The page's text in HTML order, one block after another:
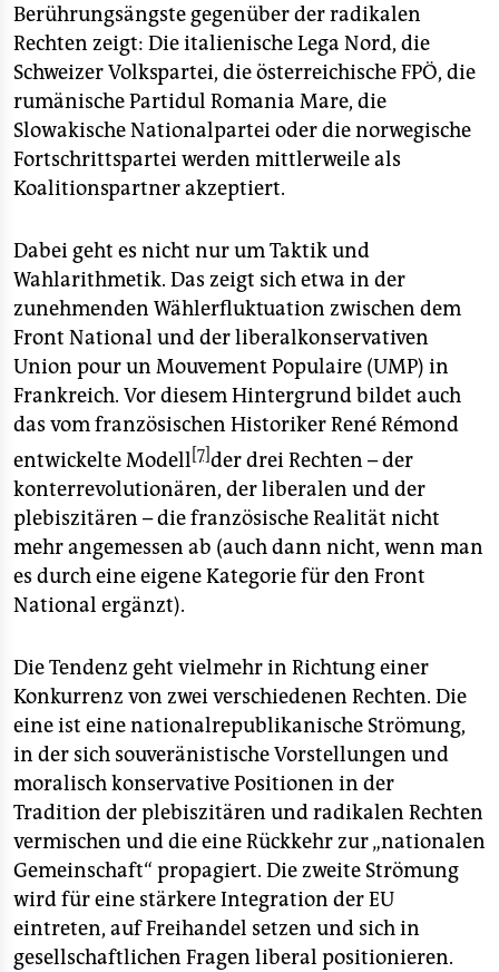
Berührungsängste gegenüber der radikalen
Rechten zeigt: Die italienische Lega Nord, die
Schweizer Volkspartei, die österreichische FPÖ, die
rumänische Partidul Romania Mare, die
Slowakische Nationalpartei oder die norwegische
Fortschrittspartei werden mittlerweile als
Koalitionspartner akzeptiert.
Dabei geht es nicht nur um Taktik und
Wahlarithmetik. Das zeigt sich etwa in der
zunehmenden Wählerfluktuation zwischen dem
Front National und der liberalkonservativen
Union pour un Mouvement Populaire (UMP) in
Frankreich. Vor diesem Hintergrund bildet auch
das vom französischen Historiker René Rémond
entwickelte Modell[7]der drei Rechten – der
konterrevolutionären, der liberalen und der
plebiszitären – die französische Realität nicht
mehr angemessen ab (auch dann nicht, wenn man
es durch eine eigene Kategorie für den Front
National ergänzt).
Die Tendenz geht vielmehr in Richtung einer
Konkurrenz von zwei verschiedenen Rechten. Die
eine ist eine nationalrepublikanische Strömung,
in der sich souveränistische Vorstellungen und
moralisch konservative Positionen in der
Tradition der plebiszitären und radikalen Rechten
vermischen und die eine Rückkehr zur „nationalen
Gemeinschaft“ propagiert. Die zweite Strömung
wird für eine stärkere Integration der EU
eintreten, auf Freihandel setzen und sich in
gesellschaftlichen Fragen liberal positionieren.